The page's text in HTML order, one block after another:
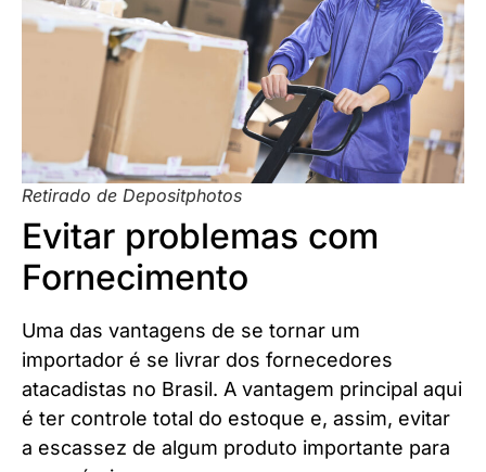
Retirado de Depositphotos
Evitar problemas com
Fornecimento
Uma das vantagens de se tornar um
importador é se livrar dos fornecedores
atacadistas no Brasil. A vantagem principal aqui
é ter controle total do estoque e, assim, evitar
a escassez de algum produto importante para